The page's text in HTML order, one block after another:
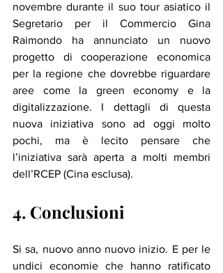
novembre durante il suo tour asiatico il
Segretario per il Commercio Gina
Raimondo ha annunciato un nuovo
progetto di cooperazione economica
per la regione che dovrebbe riguardare
aree come la green economy e la
digitalizzazione. I dettagli di questa
nuova iniziativa sono ad oggi molto
pochi, ma è lecito pensare che
l’iniziativa sarà aperta a molti membri
dell’RCEP (Cina esclusa).
4. Conclusioni
Si sa, nuovo anno nuovo inizio. E per le
undici economie che hanno ratificato